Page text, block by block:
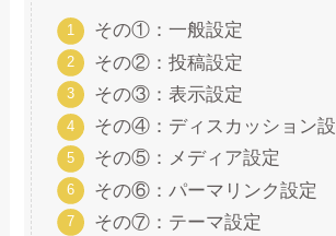
その①：一般設定
その②：投稿設定
その③：表示設定
その④：ディスカッション
その⑤：メディア設定
その⑥：パーマリンク設定
その⑦：テーマ設定